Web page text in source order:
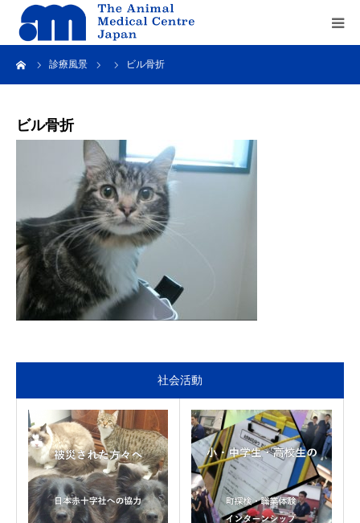
診療風景 ビル骨折
ビル骨折
社会活動
Home
service
recruit
contact us